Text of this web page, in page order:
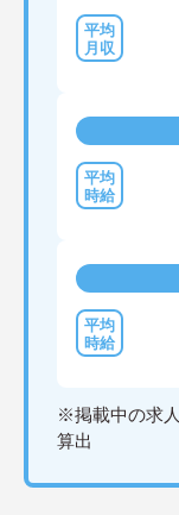
※掲載中の求
算出